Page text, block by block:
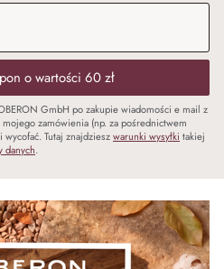
o wartości 60 zł
GmbH po zakupie wiadomości e mail z
zamówienia (np. za pośrednictwem
Tutaj znajdzieszwarunki wysyłki takiej
danych.